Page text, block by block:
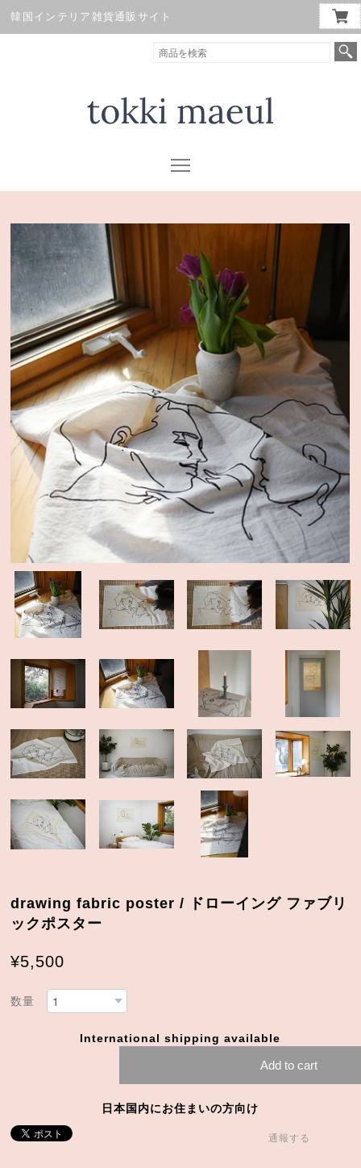
韓国インテリア雑貨通販サイト
drawing fabric poster / ドローイング ファブリ
ックポスター
¥5,500
数量
International shipping available
Add to cart
日本国内にお住まいの方向け
通報する